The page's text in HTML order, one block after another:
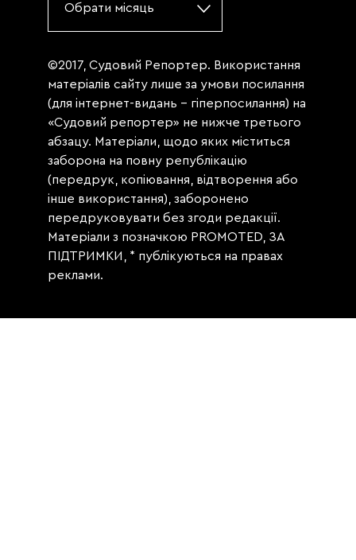
Обрати місяць
©2017, Судовий Репортер. Використання
матеріалів сайту лише за умови посилання
(для інтернет-видань - гіперпосилання) на
«Судовий репортер» не нижче третього
абзацу. Матеріали, щодо яких міститься
заборона на повну републікацію
(передрук, копіювання, відтворення або
інше використання), заборонено
передруковувати без згоди редакції.
Матеріали з позначкою PROMOTED, ЗА
ПІДТРИМКИ, * публікуються на правах
реклами.